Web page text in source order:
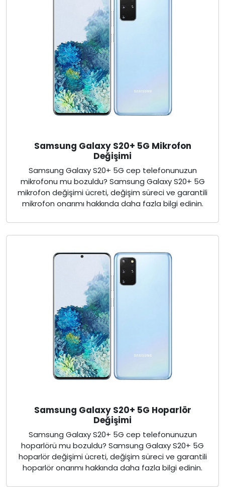
Samsung Galaxy S20+ 5G Mikrofon
Değişimi
Samsung Galaxy S20+ 5G cep telefonunuzun
mikrofonu mu bozuldu? Samsung Galaxy S20+ 5G
mikrofon değişimi ücreti, değişim süreci ve garantili
mikrofon onarımı hakkında daha fazla bilgi edinin.
Samsung Galaxy S20+ 5G Hoparlör
Değişimi
Samsung Galaxy S20+ 5G cep telefonunuzun
hoparlörü mu bozuldu? Samsung Galaxy S20+ 5G
hoparlör değişimi ücreti, değişim süreci ve garantili
hoparlör onarımı hakkında daha fazla bilgi edinin.